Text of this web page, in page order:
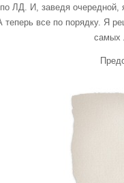
ЛД. И, заведя очередной,
теперь все по порядку. Я
самых